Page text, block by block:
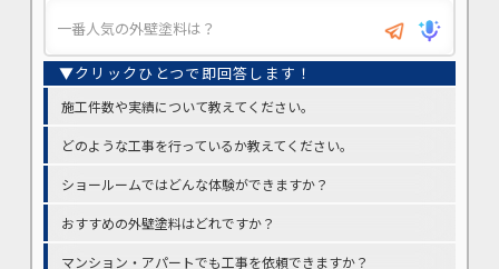
施工件数や実績について教えてください。
どのような工事を行っているか教えてください。
ショールームではどんな体験ができますか？
おすすめの外壁塗料はどれですか？
マンション・アパートでも工事を依頼できますか？